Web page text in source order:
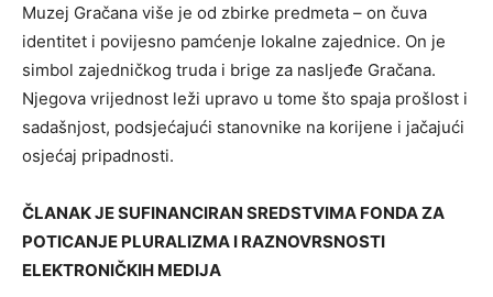
Muzej Gračana više je od zbirke predmeta – on čuva
identitet i povijesno pamćenje lokalne zajednice. On je
simbol zajedničkog truda i brige za nasljeđe Gračana.
Njegova vrijednost leži upravo u tome što spaja prošlost i
sadašnjost, podsjećajući stanovnike na korijene i jačajući
osjećaj pripadnosti.
ČLANAK JE SUFINANCIRAN SREDSTVIMA FONDA ZA
POTICANJE PLURALIZMA I RAZNOVRSNOSTI
ELEKTRONIČKIH MEDIJA